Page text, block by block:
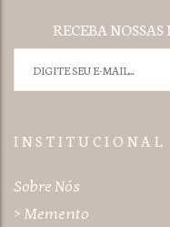
RECEBA
I N S T I T U C I O N A L
Sobre Nós
> Memento